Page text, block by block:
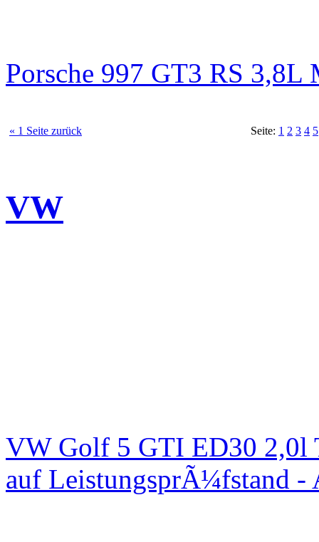
Porsche 997 GT3 RS
« 1 Seite zurück Seite: 1 2 3 4 5
VW
VW Golf 5 GTI ED30 2,0l
auf LeistungsprÃ¼fstand